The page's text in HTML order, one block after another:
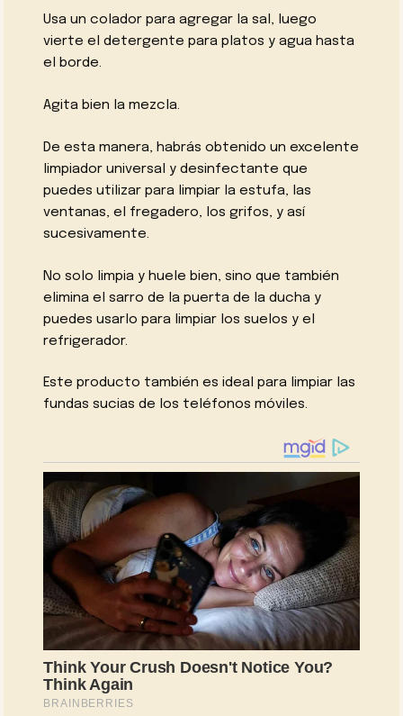
Usa un colador para agregar la sal, luego
vierte el detergente para platos y agua hasta
el borde.
Agita bien la mezcla.
De esta manera, habrás obtenido un excelente
limpiador universal y desinfectante que
puedes utilizar para limpiar la estufa, las
ventanas, el fregadero, los grifos, y así
sucesivamente.
No solo limpia y huele bien, sino que también
elimina el sarro de la puerta de la ducha y
puedes usarlo para limpiar los suelos y el
refrigerador.
Este producto también es ideal para limpiar las
fundas sucias de los teléfonos móviles.